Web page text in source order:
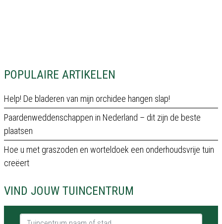
POPULAIRE ARTIKELEN
Help! De bladeren van mijn orchidee hangen slap!
Paardenweddenschappen in Nederland – dit zijn de beste
plaatsen
Hoe u met graszoden en worteldoek een onderhoudsvrije tuin
creëert
VIND JOUW TUINCENTRUM
Tuincentrum naam of stad